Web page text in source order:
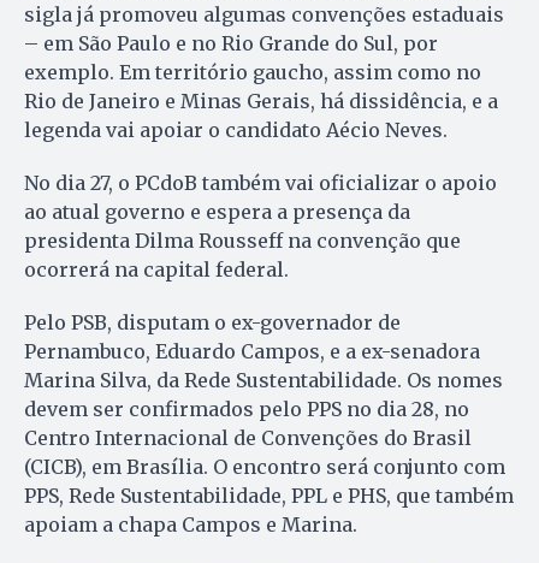
sigla já promoveu algumas convenções estaduais
– em São Paulo e no Rio Grande do Sul, por
exemplo. Em território gaucho, assim como no
Rio de Janeiro e Minas Gerais, há dissidência, e a
legenda vai apoiar o candidato Aécio Neves.
No dia 27, o PCdoB também vai oficializar o apoio
ao atual governo e espera a presença da
presidenta Dilma Rousseff na convenção que
ocorrerá na capital federal.
Pelo PSB, disputam o ex-governador de
Pernambuco, Eduardo Campos, e a ex-senadora
Marina Silva, da Rede Sustentabilidade. Os nomes
devem ser confirmados pelo PPS no dia 28, no
Centro Internacional de Convenções do Brasil
(CICB), em Brasília. O encontro será conjunto com
PPS, Rede Sustentabilidade, PPL e PHS, que também
apoiam a chapa Campos e Marina.